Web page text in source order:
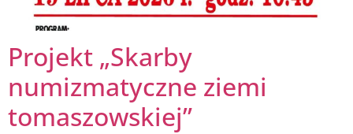
Projekt „Skarby
numizmatyczne ziemi
tomaszowskiej”